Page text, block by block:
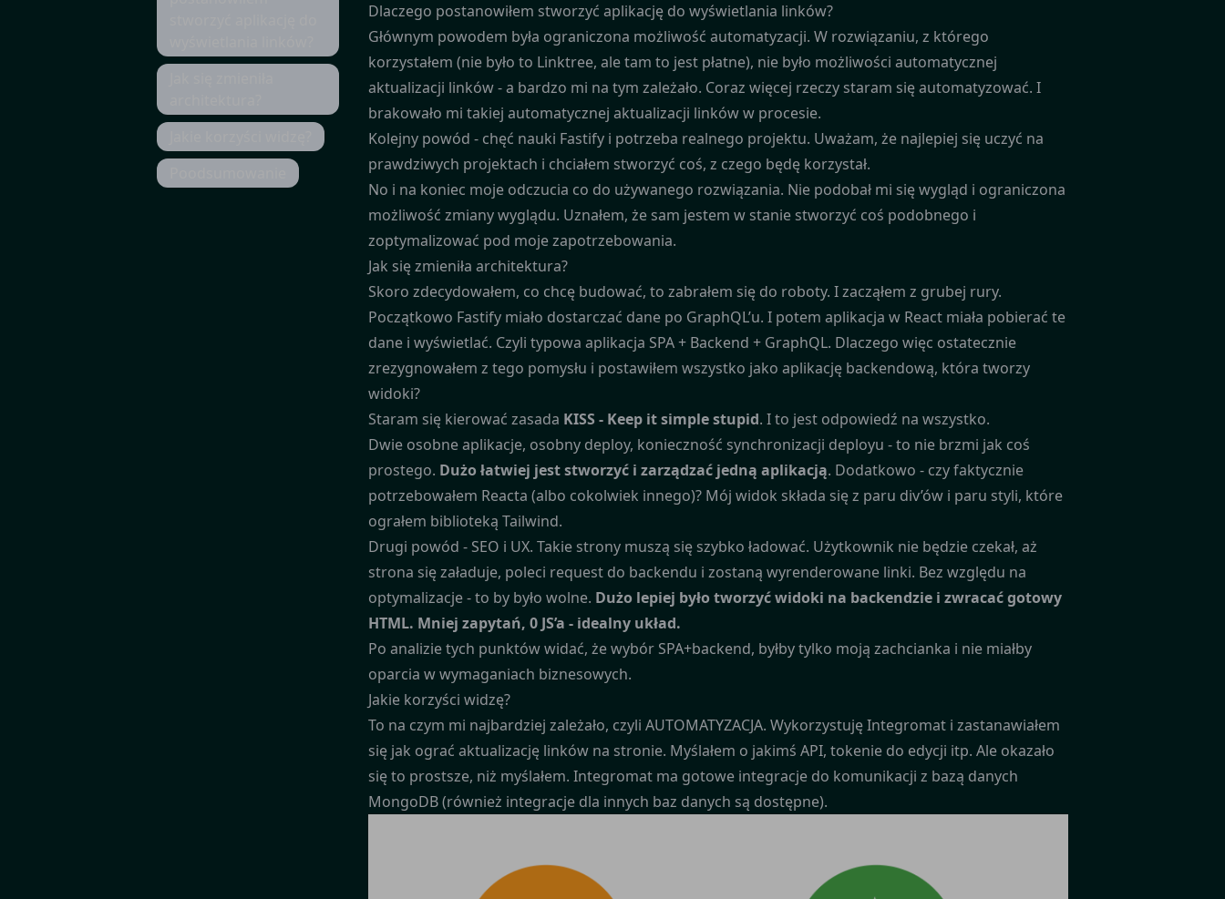
Dlaczego postanowiłem stworzyć aplikację do wyświetlania linków?
Głównym powodem była ograniczona możliwość automatyzacji. W rozwiązaniu, z którego
korzystałem (nie było to Linktree, ale tam to jest płatne), nie było możliwości automatycznej
aktualizacji linków - a bardzo mi na tym zależało. Coraz więcej rzeczy staram się automatyzować. I
brakowało mi takiej automatycznej aktualizacji linków w procesie.
Kolejny powód - chęć nauki Fastify i potrzeba realnego projektu. Uważam, że najlepiej się uczyć na
prawdziwych projektach i chciałem stworzyć coś, z czego będę korzystał.
No i na koniec moje odczucia co do używanego rozwiązania. Nie podobał mi się wygląd i ograniczona
możliwość zmiany wyglądu. Uznałem, że sam jestem w stanie stworzyć coś podobnego i
zoptymalizować pod moje zapotrzebowania.
Jak się zmieniła architektura?
Skoro zdecydowałem, co chcę budować, to zabrałem się do roboty. I zacząłem z grubej rury.
Początkowo Fastify miało dostarczać dane po GraphQL’u. I potem aplikacja w React miała pobierać te
dane i wyświetlać. Czyli typowa aplikacja SPA + Backend + GraphQL. Dlaczego więc ostatecznie
zrezygnowałem z tego pomysłu i postawiłem wszystko jako aplikację backendową, która tworzy
widoki?
Staram się kierować zasada KISS - Keep it simple stupid. I to jest odpowiedź na wszystko.
Dwie osobne aplikacje, osobny deploy, konieczność synchronizacji deployu - to nie brzmi jak coś
prostego. Dużo łatwiej jest stworzyć i zarządzać jedną aplikacją. Dodatkowo - czy faktycznie
potrzebowałem Reacta (albo cokolwiek innego)? Mój widok składa się z paru div’ów i paru styli, które
ograłem biblioteką Tailwind.
Drugi powód - SEO i UX. Takie strony muszą się szybko ładować. Użytkownik nie będzie czekał, aż
strona się załaduje, poleci request do backendu i zostaną wyrenderowane linki. Bez względu na
optymalizacje - to by było wolne. Dużo lepiej było tworzyć widoki na backendzie i zwracać gotowy
HTML. Mniej zapytań, 0 JS’a - idealny układ.
Po analizie tych punktów widać, że wybór SPA+backend, byłby tylko moją zachcianka i nie miałby
oparcia w wymaganiach biznesowych.
Jakie korzyści widzę?
To na czym mi najbardziej zależało, czyli AUTOMATYZACJA. Wykorzystuję Integromat i zastanawiałem
się jak ograć aktualizację linków na stronie. Myślałem o jakimś API, tokenie do edycji itp. Ale okazało
się to prostsze, niż myślałem. Integromat ma gotowe integracje do komunikacji z bazą danych
MongoDB (również integracje dla innych baz danych są dostępne).